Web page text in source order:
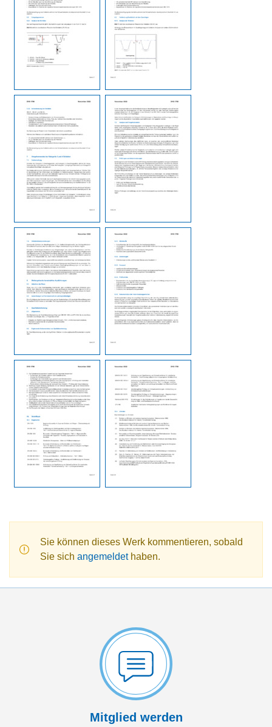
Sie können dieses Werk kommentieren, sobald
Sie sich angemeldethaben.
Mitglied werden